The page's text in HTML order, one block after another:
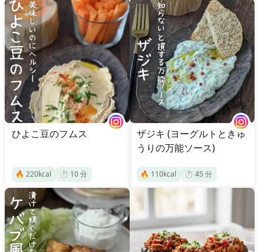
ひよこ豆のフムス
🔥 220kcal ⏱️ 10分
ザジキ (ヨーグルトときゅ
うりの万能ソース)
🔥 110kcal ⏱️ 45 分